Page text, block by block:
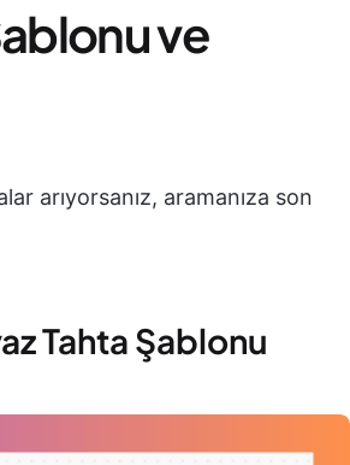
ve
arıyorsanız, aramanıza son
Tahta Şablonu